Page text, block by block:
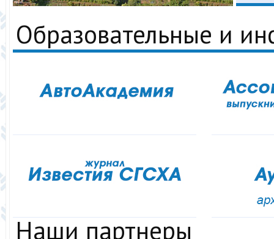
Образовательные и
Наши партнеры